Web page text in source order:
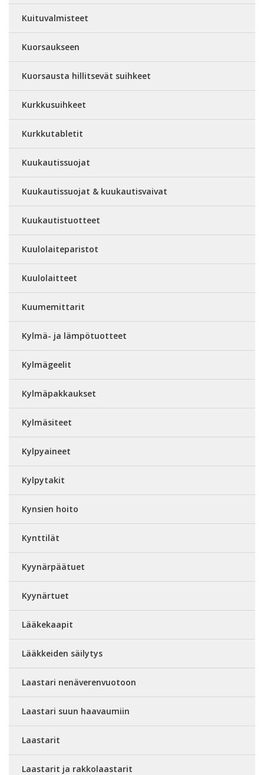
Kuituvalmisteet
Kuorsaukseen
Kuorsausta hillitsevät suihkeet
Kurkkusuihkeet
Kurkkutabletit
Kuukautissuojat
Kuukautissuojat & kuukautisvaivat
Kuukautistuotteet
Kuulolaiteparistot
Kuulolaitteet
Kuumemittarit
Kylmä- ja lämpötuotteet
Kylmägeelit
Kylmäpakkaukset
Kylmäsiteet
Kylpyaineet
Kylpytakit
Kynsien hoito
Kynttilät
Kyynärpäätuet
Kyynärtuet
Lääkekaapit
Lääkkeiden säilytys
Laastari nenäverenvuotoon
Laastari suun haavaumiin
Laastarit
Laastarit ja rakkolaastarit